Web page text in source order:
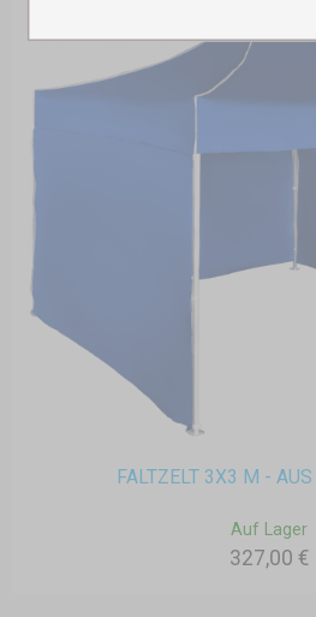
FALTZELT 3X3 M -
Auf Lager
327,00 €